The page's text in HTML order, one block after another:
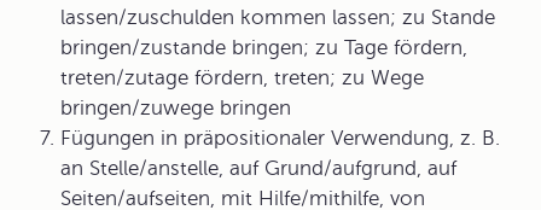
lassen/zuschulden kommen lassen; zu Stande
bringen/zustande bringen; zu Tage fördern,
treten/zutage fördern, treten; zu Wege
bringen/zuwege bringen
Fügungen in präpositionaler Verwendung, z. B.
an Stelle/anstelle, auf Grund/aufgrund, auf
Seiten/aufseiten, mit Hilfe/mithilfe, von